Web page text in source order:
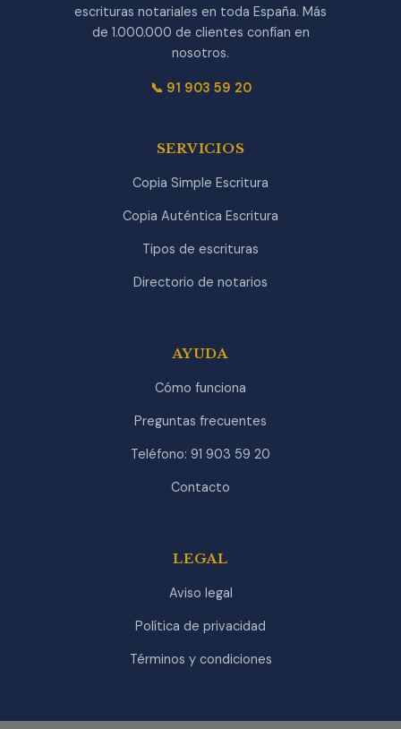
escrituras notariales en toda España. Más
de 1.000.000 de clientes confían en
nosotros.
📞 91 903 59 20
SERVICIOS
Copia Simple Escritura
Copia Auténtica Escritura
Tipos de escrituras
Directorio de notarios
AYUDA
Cómo funciona
Preguntas frecuentes
Teléfono: 91 903 59 20
Contacto
LEGAL
Aviso legal
Política de privacidad
Términos y condiciones